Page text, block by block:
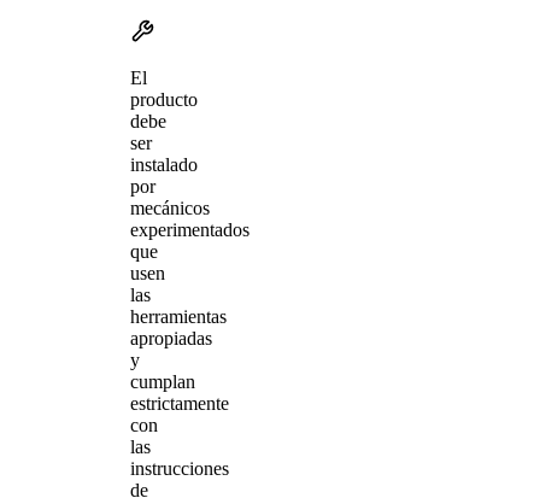
El
producto
debe
ser
instalado
por
mecánicos
experimentados
que
usen
las
herramientas
apropiadas
y
cumplan
estrictamente
con
las
instrucciones
de